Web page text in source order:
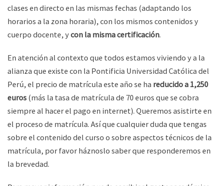
clases en directo en las mismas fechas (adaptando los
horarios a la zona horaria), con los mismos contenidos y
cuerpo docente, ycon la misma certificación.
En atención al contexto que todos estamos viviendo y a la
alianza que existe con la Pontificia Universidad Católica del
Perú, el precio de matrícula este año se ha reducido a 1,250
euros (más la tasa de matrícula de 70 euros que se cobra
siempre al hacer el pago en internet). Queremos asistirte en
el proceso de matrícula. Así que cualquier duda que tengas
sobre el contenido del curso o sobre aspectos técnicos de la
matrícula, por favor háznoslo saber que responderemos en
la brevedad.